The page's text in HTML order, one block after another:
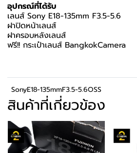
อุปกรณ์ที่ได้รับ
เลนส์ Sony E18-135mm F3.5-5.6
ฝาปิดหน้าเลนส์
ฝาครอบหลังเลนส์
ฟรี!! กระเป๋าเลนส์ BangkokCamera
SonyE18-135mmF3.5-5.6OSS
สินค้าที่เกี่ยวข้อง